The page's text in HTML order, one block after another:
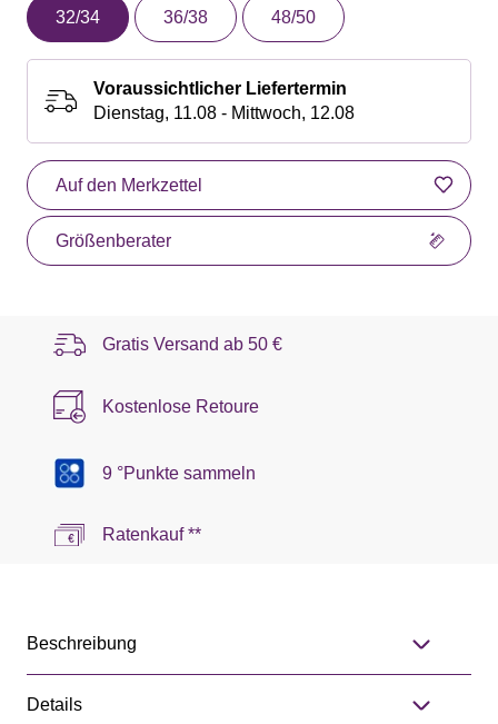
32/34 36/38 48/50
Voraussichtlicher Liefertermin
Dienstag, 11.08 - Mittwoch, 12.08
Auf den Merkzettel
Größenberater
Gratis Versand ab 50 €
Kostenlose Retoure
9 °Punkte sammeln
Ratenkauf **
Beschreibung
Details